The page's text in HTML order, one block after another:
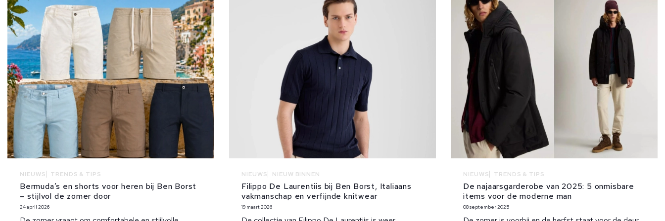
NIEUWS TRENDS & TIPS
Bermuda’s en shorts voor heren bij Ben Borst
– stijlvol de zomer door
24 april 2026
NIEUWS NIEUW BINNEN
Filippo De Laurentiis bij Ben Borst, Italiaans
vakmanschap en verfijnde knitwear
19 maart 2026
NIEUWS TRENDS & TIPS
De najaarsgarderobe van 2025: 5 onmisbare
items voor de moderne man
08 september 2025